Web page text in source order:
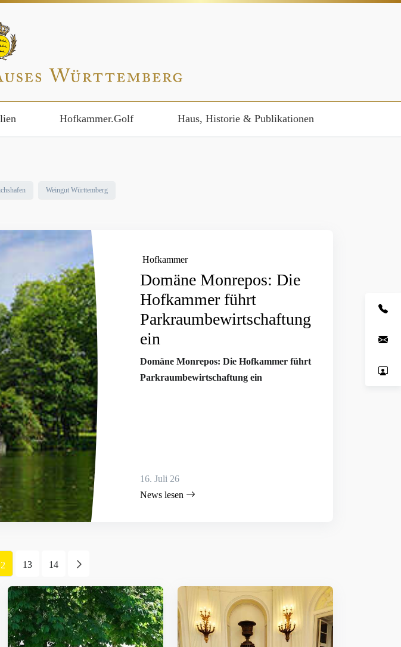
Hofkammer.Golf Haus, Historie & Publikationen
Weingut Württemberg
Hofkammer
Domäne Monrepos: Die
Hofkammer führt
Parkraumbewirtschaftung
ein
Domäne Monrepos: Die Hofkammer führt
Parkraumbewirtschaftung ein
16. Juli 26
News lesen
13 14